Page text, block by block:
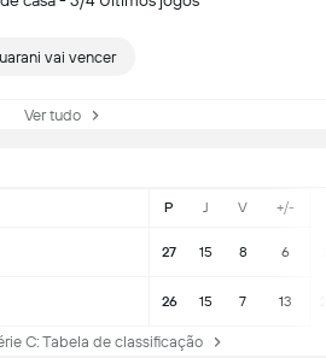
vai vencer
Ver tudo
P J V +/-
27 15 8 6
26 15 7 13
C: Tabela de classificação